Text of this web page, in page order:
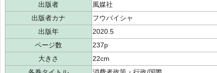
出版者
風媒社
出版者カナ
フウバイシャ
出版年
2020.5
ページ数
237p
大きさ
22cm